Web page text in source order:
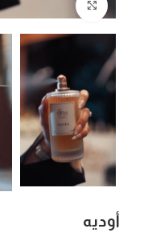
Click to enlarge
أوديه